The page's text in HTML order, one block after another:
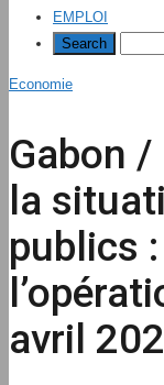
EMPLOI
Economie
Gabon
la
publics
avril